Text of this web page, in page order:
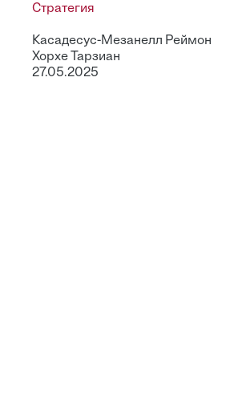
Стратегия
Касадесус-Мезанелл Реймон
Хорхе Тарзиан
27.05.2025